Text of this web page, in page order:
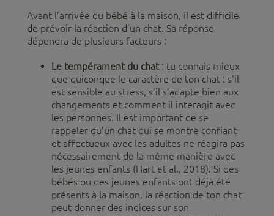
Avant l’arrivée du bébé à la maison, il est difficile
de prévoir la réaction d’un chat. Sa réponse
dépendra de plusieurs facteurs :
Le tempérament du chat: tu connais mieux
que quiconque le caractère de ton chat : s’il
est sensible au stress, s’il s’adapte bien aux
changements et comment il interagit avec
les personnes. Il est important de se
rappeler qu’un chat qui se montre confiant
et affectueux avec les adultes ne réagira pas
nécessairement de la même manière avec
les jeunes enfants (Hart et al., 2018). Si des
bébés ou des jeunes enfants ont déjà été
présents à la maison, la réaction de ton chat
peut donner des indices sur son